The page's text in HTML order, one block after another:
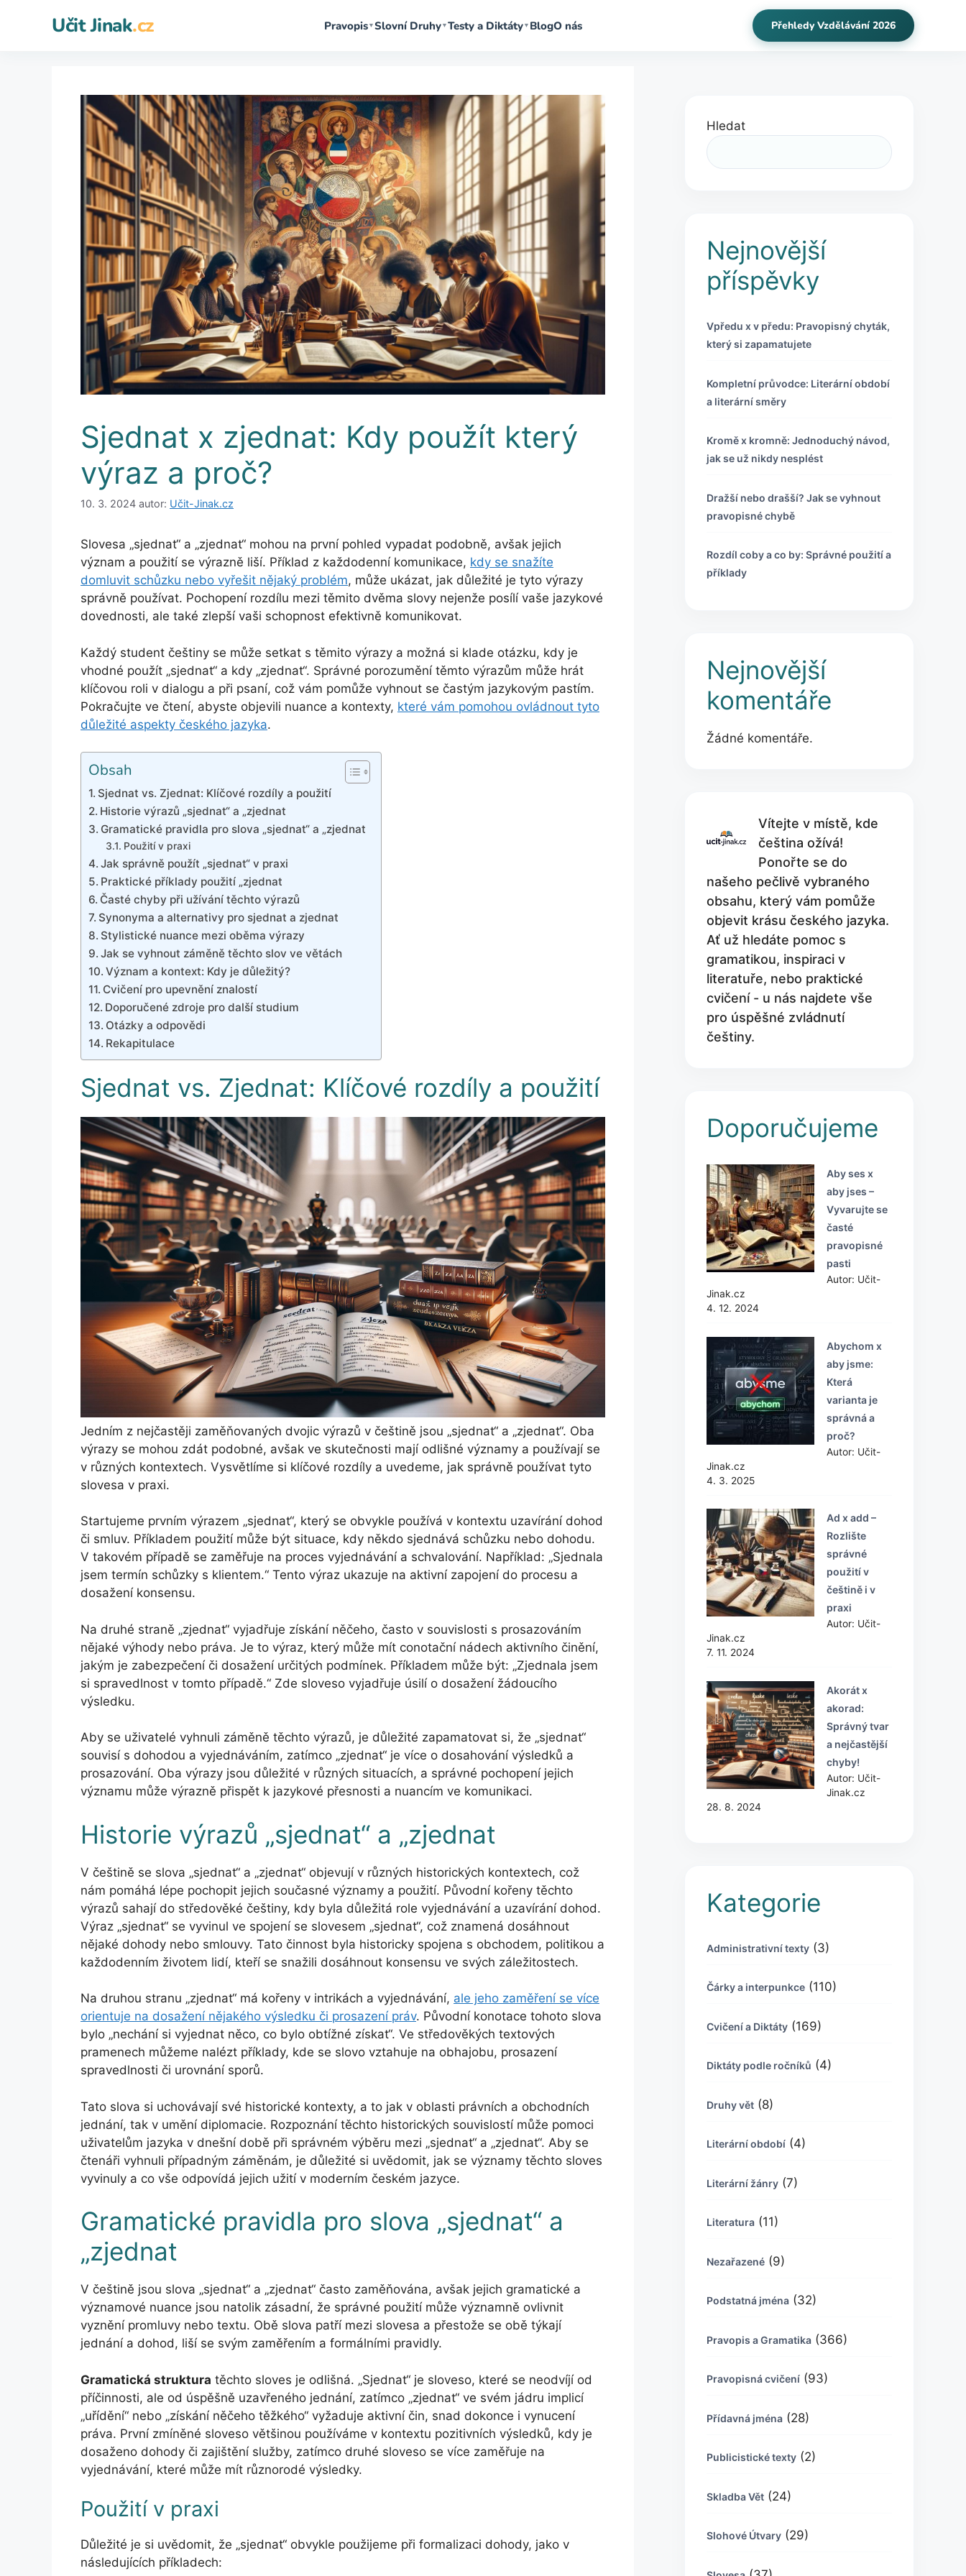
Učit Jinak.cz Pravopis▼Slovní Druhy▼Testy a Diktáty▼ BlogO nás Přehledy Vzdělávání 2026
Sjednat x zjednat: Kdy použít který
výraz a proč?
10. 3. 2024 autor: Učit-Jinak.cz
Slovesa „sjednat“ a „zjednat“ mohou na první pohled vypadat podobně, avšak jejich
význam a použití se výrazně liší. Příklad z každodenní komunikace, kdy se snažíte
domluvit schůzku nebo vyřešit nějaký problém, může ukázat, jak důležité je tyto výrazy
správně používat. Pochopení rozdílu mezi těmito dvěma slovy nejenže posílí vaše jazykové
dovednosti, ale také zlepší vaši schopnost efektivně komunikovat.
Každý student češtiny se může setkat s těmito výrazy a možná si klade otázku, kdy je
vhodné použít „sjednat“ a kdy „zjednat“. Správné porozumění těmto výrazům může hrát
klíčovou roli v dialogu a při psaní, což vám pomůže vyhnout se častým jazykovým pastím.
Pokračujte ve čtení, abyste objevili nuance a kontexty, které vám pomohou ovládnout tyto
důležité aspekty českého jazyka.
Obsah
Sjednat vs. Zjednat: Klíčové rozdíly a použití
Historie výrazů „sjednat“ a „zjednat
Gramatické pravidla pro slova „sjednat“ a „zjednat
Použití v praxi
Jak správně použít „sjednat“ v praxi
Praktické příklady použití „zjednat
Časté chyby při užívání těchto výrazů
Synonyma a alternativy pro sjednat a zjednat
Stylistické nuance mezi oběma výrazy
Jak se vyhnout záměně těchto slov ve větách
Význam a kontext: Kdy je důležitý?
Cvičení pro upevnění znalostí
Doporučené zdroje pro další studium
Otázky a odpovědi
Rekapitulace
Sjednat vs. Zjednat: Klíčové rozdíly a použití
Jedním z nejčastěji zaměňovaných dvojic výrazů v češtině jsou „sjednat“ a „zjednat“. Oba
výrazy se mohou zdát podobné, avšak ve skutečnosti mají odlišné významy a používají se
v různých kontextech. Vysvětlíme si klíčové rozdíly a uvedeme, jak správně používat tyto
slovesa v praxi.
Startujeme prvním výrazem „sjednat“, který se obvykle používá v kontextu uzavírání dohod
či smluv. Příkladem použití může být situace, kdy někdo sjednává schůzku nebo dohodu.
V takovém případě se zaměřuje na proces vyjednávání a schvalování. Například: „Sjednala
jsem termín schůzky s klientem.“ Tento výraz ukazuje na aktivní zapojení do procesu a
dosažení konsensu.
Na druhé straně „zjednat“ vyjadřuje získání něčeho, často v souvislosti s prosazováním
nějaké výhody nebo práva. Je to výraz, který může mít conotační nádech aktivního činění,
jakým je zabezpečení či dosažení určitých podmínek. Příkladem může být: „Zjednala jsem
si spravedlnost v tomto případě.“ Zde sloveso vyjadřuje úsilí o dosažení žádoucího
výsledku.
Aby se uživatelé vyhnuli záměně těchto výrazů, je důležité zapamatovat si, že „sjednat“
souvisí s dohodou a vyjednáváním, zatímco „zjednat“ je více o dosahování výsledků a
prosazování. Oba výrazy jsou důležité v různých situacích, a správné pochopení jejich
významu může výrazně přispět k jazykové přesnosti a nuancím ve komunikaci.
Historie výrazů „sjednat“ a „zjednat
V češtině se slova „sjednat“ a „zjednat“ objevují v různých historických kontextech, což
nám pomáhá lépe pochopit jejich současné významy a použití. Původní kořeny těchto
výrazů sahají do středověké češtiny, kdy byla důležitá role vyjednávání a uzavírání dohod.
Výraz „sjednat“ se vyvinul ve spojení se slovesem „sjednat“, což znamená dosáhnout
nějaké dohody nebo smlouvy. Tato činnost byla historicky spojena s obchodem, politikou a
každodenním životem lidí, kteří se snažili dosáhnout konsensu ve svých záležitostech.
Na druhou stranu „zjednat“ má kořeny v intrikách a vyjednávání, ale jeho zaměření se více
orientuje na dosažení nějakého výsledku či prosazení práv. Původní konotace tohoto slova
bylo „nechání si vyjednat něco, co bylo obtížné získat“. Ve středověkých textových
pramenech můžeme nalézt příklady, kde se slovo vztahuje na obhajobu, prosazení
spravedlnosti či urovnání sporů.
Tato slova si uchovávají své historické kontexty, a to jak v oblasti právních a obchodních
jednání, tak v umění diplomacie. Rozpoznání těchto historických souvislostí může pomoci
uživatelům jazyka v dnešní době při správném výběru mezi „sjednat“ a „zjednat“. Aby se
čtenáři vyhnuli případným záměnám, je důležité si uvědomit, jak se významy těchto sloves
vyvinuly a co vše odpovídá jejich užití v moderním českém jazyce.
Gramatické pravidla pro slova „sjednat“ a
„zjednat
V češtině jsou slova „sjednat“ a „zjednat“ často zaměňována, avšak jejich gramatické a
významové nuance jsou natolik zásadní, že správné použití může významně ovlivnit
vyznění promluvy nebo textu. Obě slova patří mezi slovesa a přestože se obě týkají
jednání a dohod, liší se svým zaměřením a formálními pravidly.
Gramatická struktura těchto sloves je odlišná. „Sjednat“ je sloveso, které se neodvíjí od
příčinnosti, ale od úspěšně uzavřeného jednání, zatímco „zjednat“ ve svém jádru implicí
„uřídění“ nebo „získání něčeho těžkého“ vyžaduje aktivní čin, snad dokonce i vynucení
práva. První zmíněné sloveso většinou používáme v kontextu pozitivních výsledků, kdy je
dosaženo dohody či zajištění služby, zatímco druhé sloveso se více zaměřuje na
vyjednávání, které může mít různorodé výsledky.
Použití v praxi
Důležité je si uvědomit, že „sjednat“ obvykle použijeme při formalizaci dohody, jako v
následujících příkladech:
Hledat
Nejnovější
příspěvky
Vpředu x v předu: Pravopisný chyták,
který si zapamatujete
Kompletní průvodce: Literární období
a literární směry
Kromě x kromně: Jednoduchý návod,
jak se už nikdy nesplést
Dražší nebo drašší? Jak se vyhnout
pravopisné chybě
Rozdíl coby a co by: Správné použití a
příklady
Nejnovější
komentáře
Žádné komentáře.
Vítejte v místě, kde
čeština ožívá!
Ponořte se do
našeho pečlivě vybraného
obsahu, který vám pomůže
objevit krásu českého jazyka.
Ať už hledáte pomoc s
gramatikou, inspiraci v
literatuře, nebo praktické
cvičení - u nás najdete vše
pro úspěšné zvládnutí
češtiny.
Doporučujeme
Aby ses x
aby jses –
Vyvarujte se
časté
pravopisné
pasti
Autor: Učit-
Jinak.cz
4. 12. 2024
Abychom x
aby jsme:
Která
varianta je
správná a
proč?
Autor: Učit-
Jinak.cz
4. 3. 2025
Ad x add –
Rozlište
správné
použití v
češtině i v
praxi
Autor: Učit-
Jinak.cz
7. 11. 2024
Akorát x
akorad:
Správný tvar
a nejčastější
chyby!
Autor: Učit-
Jinak.cz
28. 8. 2024
Kategorie
Administrativní texty (3)
Čárky a interpunkce (110)
Cvičení a Diktáty (169)
Diktáty podle ročníků (4)
Druhy vět (8)
Literární období (4)
Literární žánry (7)
Literatura (11)
Nezařazené (9)
Podstatná jména (32)
Pravopis a Gramatika (366)
Pravopisná cvičení (93)
Přídavná jména (28)
Publicistické texty (2)
Skladba Vět (24)
Slohové Útvary (29)